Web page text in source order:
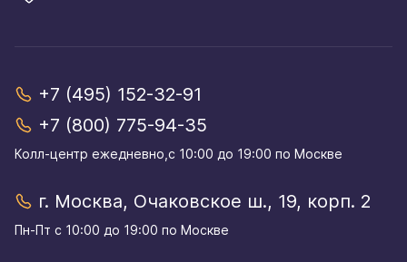
+7 (495) 152-32-91
+7 (800) 775-94-35
Колл-центр eжедневно,с 10:00 до 19:00 по Москве
г. Москва, Очаковское ш., 19, корп. 2
Пн-Пт с 10:00 до 19:00 по Москве